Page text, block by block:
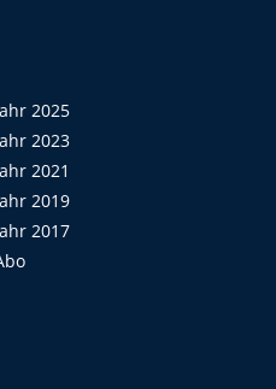
2025
2023
2021
2019
2017